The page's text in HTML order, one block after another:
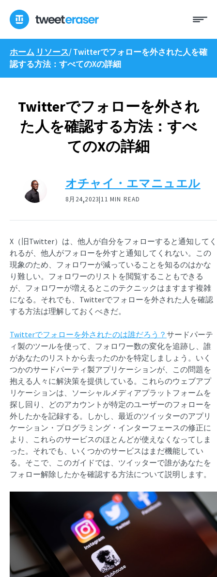
ン
ス
メ
ホーム リソース/Twitterでフォローを外された人を確
認する方法：すべてのXの詳細
Twitterでフォローを外され
た人を確認する方法：すべ
てのXの詳細
オチャイ・エマニュエル
8月24,2023|11 MIN READ
X（旧Twitter）は、他人が自分をフォローすると通知してく
れるが、他人がフォローを外すと通知してくれない。この
現象のため、フォロワーが減っていることを知るのはかな
り難しい。フォロワーのリストを閲覧することもできる
が、フォロワーが増えるとこのテクニックはますます複雑
になる。それでも、Twitterでフォローを外された人を確認
する方法は理解しておくべきだ。
Twitterでフォローを外されたのは誰だろう？ サードパーテ
ィ製のツールを使って、フォロワー数の変化を追跡し、誰
があなたのリストから去ったのかを特定しましょう。いく
つかのサードパーティ製アプリケーションが、この問題を
抱える人々に解決策を提供している。これらのウェブアプ
リケーションは、ソーシャルメディアプラットフォームを
探し回り、どのアカウントが特定のユーザーのフォローを
外したかを記録する。しかし、最近のツイッターのアプリ
ケーション・プログラミング・インターフェースの修正に
より、これらのサービスのほとんどが使えなくなってしま
った。それでも、いくつかのサービスはまだ機能してい
る。そこで、このガイドでは、ツイッターで誰があなたを
フォロー解除したかを確認する方法について説明します。